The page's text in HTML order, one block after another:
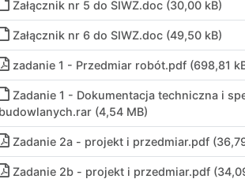
Załącznik nr 5 do SIWZ.doc (30,00 kB)
Załącznik nr 6 do SIWZ.doc (49,50 kB)
zadanie 1 - Przedmiar robót.pdf (698,81
Zadanie 1 - Dokumentacja techniczna i
.rar (4,54 MB)
Zadanie 2a - projekt i przedmiar.pdf
Zadanie 2b - projekt i przedmiar.pdf